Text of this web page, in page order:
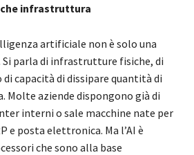
infrastruttura
artificiale non è solo una
Si parla di infrastrutture fisiche, di
capacità di dissipare quantità di
Molte aziende dispongono già di
interni o sale macchine nate per
e posta elettronica. Ma l’AI è
che sono alla base